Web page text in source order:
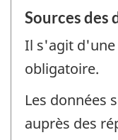
Sources des
Il s'agit d'une
obligatoire.
Les données
auprès des